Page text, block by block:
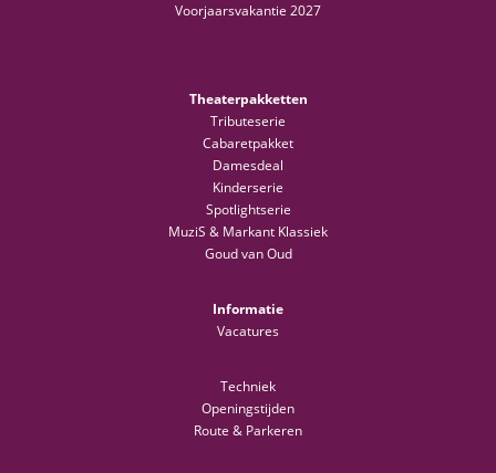
Voorjaarsvakantie 2027
Theaterpakketten
Tributeserie
Cabaretpakket
Damesdeal
Kinderserie
Spotlightserie
MuziS & Markant Klassiek
Goud van Oud
Informatie
Vacatures
Techniek
Openingstijden
Route & Parkeren